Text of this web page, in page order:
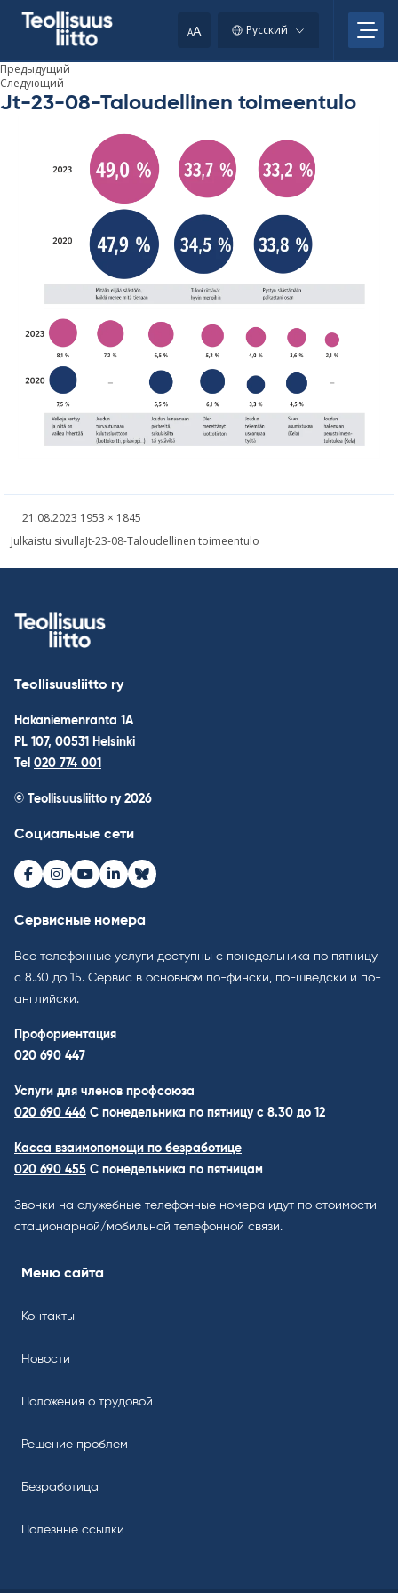
AA Русский
Предыдущий
Следующий
Jt-23-08-Taloudellinen toimeentulo
Kirjoitettu
21.08.2023 Täysikokoinen
1953 × 1845
Навигация
Julkaistu sivullaJt-23-08-Taloudellinen toimeentulo
Teollisuusliitto ry
Hakaniemenranta 1A
PL 107, 00531 Helsinki
Tel 020 774 001
© Teollisuusliitto ry 2026
Социальные сети
Facebook
Instagram
Youtube
LinkedInBluesky
Сервисные номера
Все телефонные услуги доступны с понедельника по пятницу
с 8.30 до 15. Cервис в основном по-фински, по-шведски и по-
английски.
Профориентация
020 690 447
Услуги для членов профсоюза
020 690 446 C понедельника по пятницу с 8.30 до 12
Касса взаимопомощи по безработице
020 690 455 С понедельника по пятницам
Звонки на служебные телефонные номера идут по стоимости
стационарной/мобильной телефонной связи.
Меню сайта
Контакты
Новости
Положения о трудовой
Решение проблем
Безработица
Полезные ссылки